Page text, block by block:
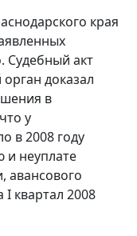
края
Судебный акт
доказал
в
у
в 2008 году
и неуплате
авансового
квартал 2008